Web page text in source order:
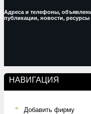
Адреса и телефоны,
публикации, новости, ресурсы
НАВИГАЦИЯ
Добавить фирму